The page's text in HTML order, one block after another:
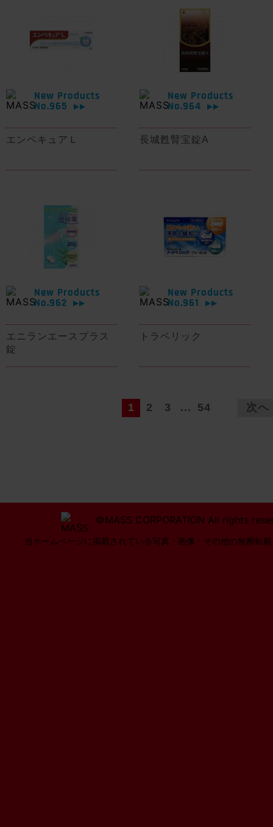
New Products
No.965
▶▶
エンペキュアＬ
New Products
No.964
▶▶
長城甦腎宝錠A
New Products
No.962
▶▶
エニランエースプラス
錠
New Products
No.961
▶▶
トラベリック
1 2 3 ... 54 次
©MASS CORPORATION All rights
当ホームページに掲載されている写真・画像・その他の無断転